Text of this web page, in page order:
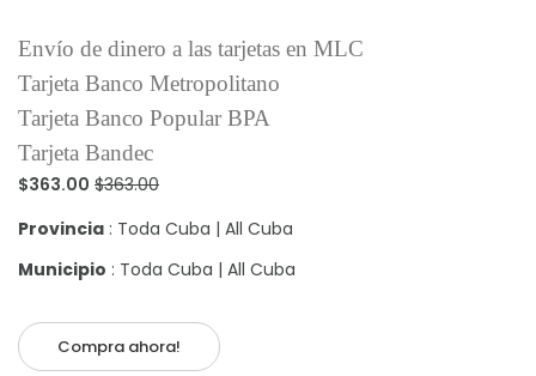
Envío de dinero a las tarjetas en MLC
Tarjeta Banco Metropolitano
Tarjeta Banco Popular BPA
Tarjeta Bandec
$363.00 $363.00
Provincia : Toda Cuba | All Cuba
Municipio : Toda Cuba | All Cuba
Compra ahora!